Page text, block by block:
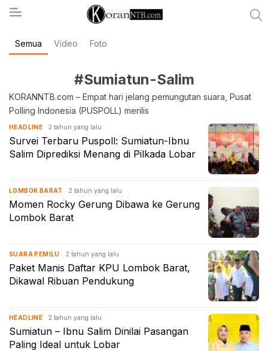
koranntb.com
Semua Video Foto
#Sumiatun-Salim
KORANNTB.com – Empat hari jelang pemungutan suara, Pusat
Polling Indonesia (PUSPOLL) merilis
HEADLINE 2 tahun yang lalu
Survei Terbaru Puspoll: Sumiatun-Ibnu
Salim Diprediksi Menang di Pilkada Lobar
LOMBOK BARAT 2 tahun yang lalu
Momen Rocky Gerung Dibawa ke Gerung
Lombok Barat
SUARA PEMILU 2 tahun yang lalu
Paket Manis Daftar KPU Lombok Barat,
Dikawal Ribuan Pendukung
HEADLINE 2 tahun yang lalu
Sumiatun – Ibnu Salim Dinilai Pasangan
Paling Ideal untuk Lobar